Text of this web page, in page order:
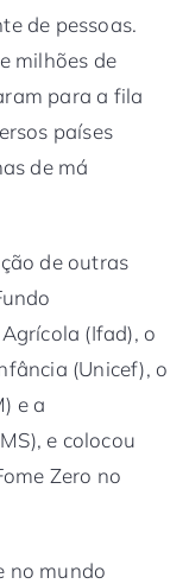
de pessoas.
milhões de
para a fila
países
de má
de outras
(Ifad), o
(Unicef), o
e a
e colocou
Zero no
no mundo